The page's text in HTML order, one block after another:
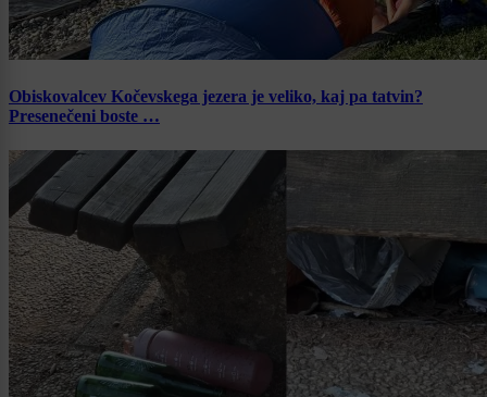
Obiskovalcev Kočevskega jezera je veliko, kaj pa tatvin?
Presenečeni boste …